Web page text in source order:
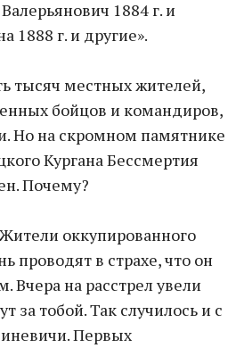
1884 г. и
1888 г. и другие».
тысяч местных жителей,
бойцов и командиров,
Но на скромном памятнике
Кургана Бессмертия
Почему?
оккупированного
проводят в страхе, что он
Вчера на расстрел увели
за тобой. Так случилось и с
Первых